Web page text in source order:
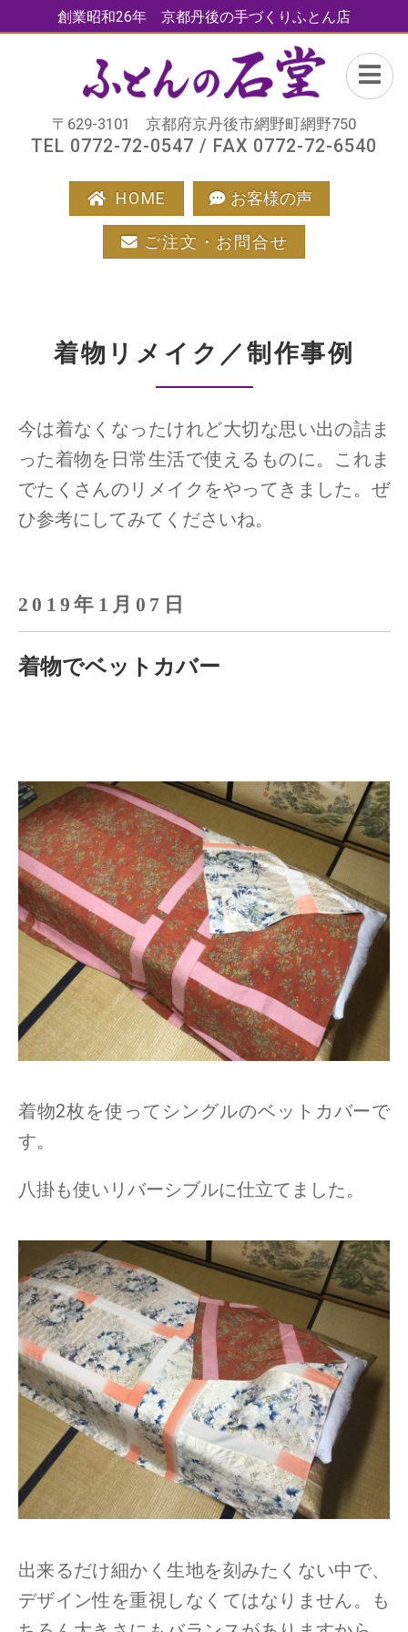
創業昭和26年 京都丹後の手づくりふとん店
〒629-3101 京都府京丹後市網野町網野750
TEL 0772-72-0547 / FAX 0772-72-6540
HOME お客様の声
ご注文・お問合せ
着物リメイク／制作事例
今は着なくなったけれど大切な思い出の詰ま
った着物を日常生活で使えるものに。 これま
でたくさんのリメイクをやってきました。ぜ
ひ参考にしてみてくださいね。
2019年1月07日
着物でベットカバー
着物2枚を使ってシングルのベットカバーで
す。
八掛も使いリバーシブルに仕立てました。
出来るだけ細かく生地を刻みたくない中で、
デザイン性を重視しなくてはなりません。も